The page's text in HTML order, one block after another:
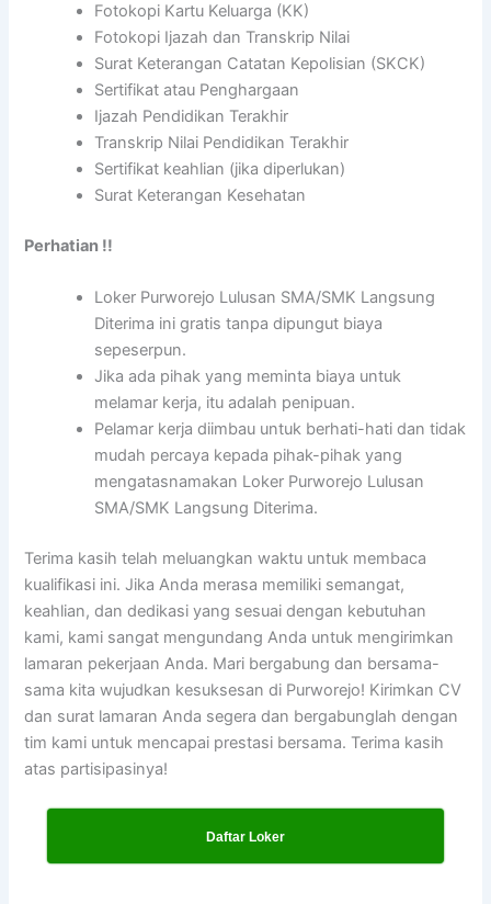
Fotokopi Kartu Keluarga (KK)
Fotokopi Ijazah dan Transkrip Nilai
Surat Keterangan Catatan Kepolisian (SKCK)
Sertifikat atau Penghargaan
Ijazah Pendidikan Terakhir
Transkrip Nilai Pendidikan Terakhir
Sertifikat keahlian (jika diperlukan)
Surat Keterangan Kesehatan
Perhatian !!
Loker Purworejo Lulusan SMA/SMK Langsung
Diterima ini gratis tanpa dipungut biaya
sepeserpun.
Jika ada pihak yang meminta biaya untuk
melamar kerja, itu adalah penipuan.
Pelamar kerja diimbau untuk berhati-hati dan tidak
mudah percaya kepada pihak-pihak yang
mengatasnamakan Loker Purworejo Lulusan
SMA/SMK Langsung Diterima.
Terima kasih telah meluangkan waktu untuk membaca
kualifikasi ini. Jika Anda merasa memiliki semangat,
keahlian, dan dedikasi yang sesuai dengan kebutuhan
kami, kami sangat mengundang Anda untuk mengirimkan
lamaran pekerjaan Anda. Mari bergabung dan bersama-
sama kita wujudkan kesuksesan di Purworejo! Kirimkan CV
dan surat lamaran Anda segera dan bergabunglah dengan
tim kami untuk mencapai prestasi bersama. Terima kasih
atas partisipasinya!
Daftar Loker